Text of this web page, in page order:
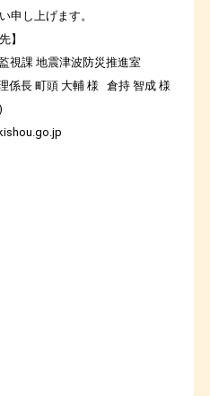
申し上げます。
】
視課 地震津波防災推進室
係長 町頭 大輔 様 倉持 智成 様